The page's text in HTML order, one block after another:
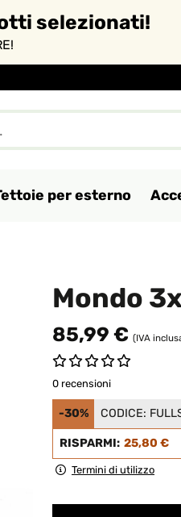
selezionati!
per esterno
Mondo
85,99 € (IVA
0 recensioni
-30% CODICE:
RISPARMI: 25,80 €
Termini di utilizzo